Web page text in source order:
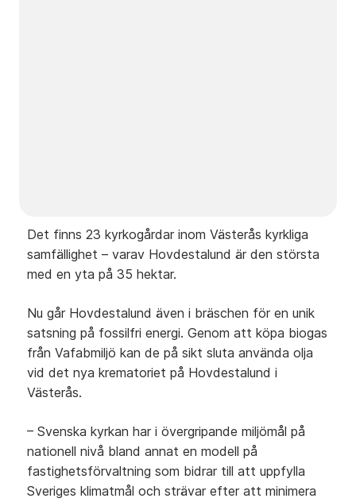
Det finns 23 kyrkogårdar inom Västerås kyrkliga
samfällighet – varav Hovdestalund är den största
med en yta på 35 hektar.
Nu går Hovdestalund även i bräschen för en unik
satsning på fossilfri energi. Genom att köpa biogas
från Vafabmiljö kan de på sikt sluta använda olja
vid det nya krematoriet på Hovdestalund i
Västerås.
– Svenska kyrkan har i övergripande miljömål på
nationell nivå bland annat en modell på
fastighetsförvaltning som bidrar till att uppfylla
Sveriges klimatmål och strävar efter att minimera